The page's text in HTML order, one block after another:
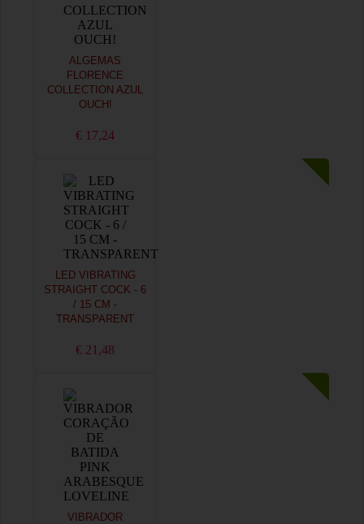
ALGEMAS
FLORENCE
COLLECTION AZUL
OUCH!
€ 17,24
LED VIBRATING
STRAIGHT COCK - 6
/ 15 CM -
TRANSPARENT
€ 21,48
VIBRADOR